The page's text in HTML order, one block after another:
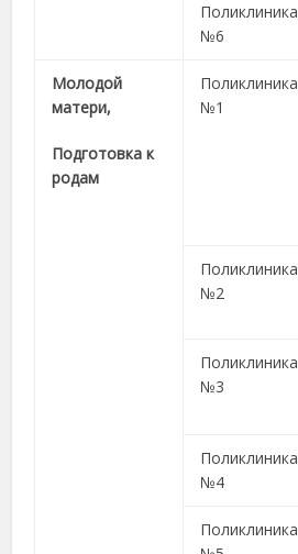
Поликлиника
№6
Молодой
матери,
Подготовка к
родам
Поликлиника
№1
Поликлиника
№2
Поликлиника
№3
Поликлиника
№4
Поликлиника